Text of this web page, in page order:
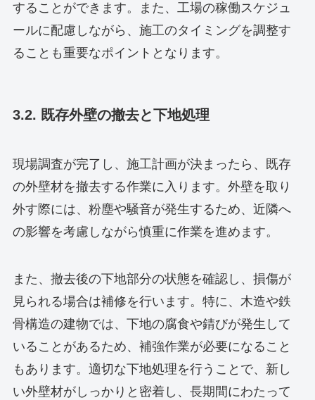
することができます。また、工場の稼働スケジュ
ールに配慮しながら、施工のタイミングを調整す
ることも重要なポイントとなります。
3.2. 既存外壁の撤去と下地処理
現場調査が完了し、施工計画が決まったら、既存
の外壁材を撤去する作業に入ります。外壁を取り
外す際には、粉塵や騒音が発生するため、近隣へ
の影響を考慮しながら慎重に作業を進めます。
また、撤去後の下地部分の状態を確認し、損傷が
見られる場合は補修を行います。特に、木造や鉄
骨構造の建物では、下地の腐食や錆びが発生して
いることがあるため、補強作業が必要になること
もあります。適切な下地処理を行うことで、新し
い外壁材がしっかりと密着し、長期間にわたって